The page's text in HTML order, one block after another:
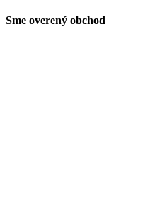
Sme overený obchod